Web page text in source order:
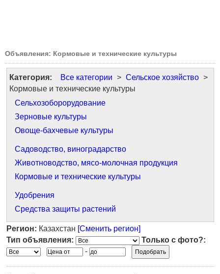
Объявления: Кормовые и технические культуры
Категория: Все категории > Сельское хозяйство >
Кормовые и технические культуры
Сельхозоборорудование
Зерновые культуры
Овоще-бахчевые культуры
Садоводство, виноградарство
Животноводство, мясо-молочная продукция
Кормовые и технические культуры
Удобрения
Средства защиты растений
Регион: Казахстан [Сменить регион]
Тип объявления:
Только с фото?:
-